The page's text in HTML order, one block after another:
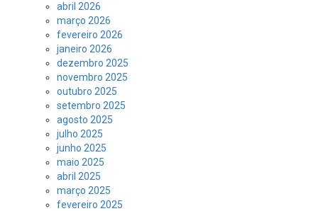
abril 2026
março 2026
fevereiro 2026
janeiro 2026
dezembro 2025
novembro 2025
outubro 2025
setembro 2025
agosto 2025
julho 2025
junho 2025
maio 2025
abril 2025
março 2025
fevereiro 2025